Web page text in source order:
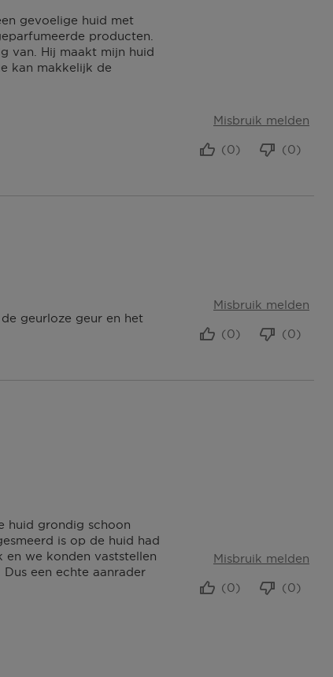
gevoelige huid met
producten.
van. Hij maakt mijn huid
kan makkelijk de
Misbruik melden
(0)
(0)
geurloze geur en het
Misbruik melden
(0)
(0)
huid grondig schoon
is op de huid had
we konden vaststellen
een echte aanrader
Misbruik melden
(0)
(0)